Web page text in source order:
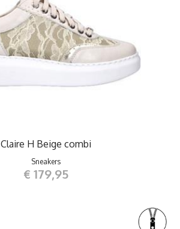
Claire H Beige combi
Sneakers
€ 179,95